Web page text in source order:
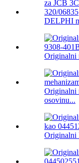
DELPHI
Originalni
osovinu...
Originalni